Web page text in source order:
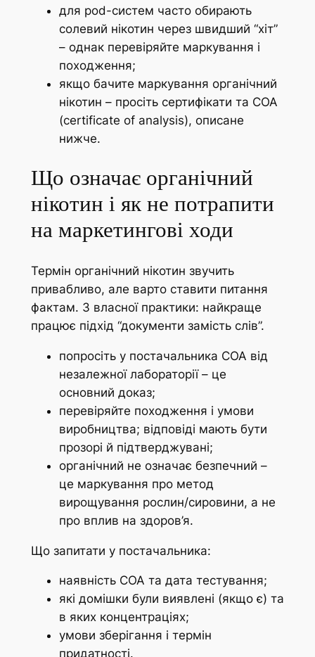
для pod-систем часто обирають
солевий нікотин через швидший “хіт”
– однак перевіряйте маркування і
походження;
якщо бачите маркування органічний
нікотин – просіть сертифікати та COA
(certificate of analysis), описане
нижче.
Що означає органічний
нікотин і як не потрапити
на маркетингові ходи
Термін органічний нікотин звучить
привабливо, але варто ставити питання
фактам. З власної практики: найкраще
працює підхід “документи замість слів”.
попросіть у постачальника COA від
незалежної лабораторії – це
основний доказ;
перевіряйте походження і умови
виробництва; відповіді мають бути
прозорі й підтверджувані;
органічний не означає безпечний –
це маркування про метод
вирощування рослин/сировини, а не
про вплив на здоров’я.
Що запитати у постачальника:
наявність COA та дата тестування;
які домішки були виявлені (якщо є) та
в яких концентраціях;
умови зберігання і термін
придатності.